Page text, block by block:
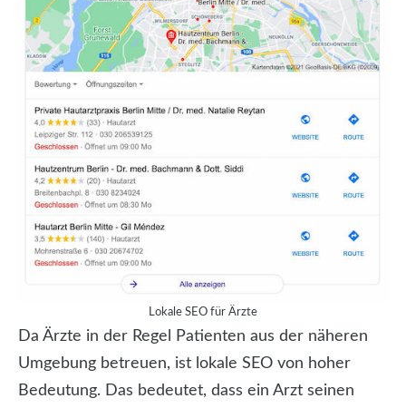
Lokale SEO für Ärzte
Da Ärzte in der Regel Patienten aus der näheren
Umgebung betreuen, ist lokale SEO von hoher
Bedeutung. Das bedeutet, dass ein Arzt seinen